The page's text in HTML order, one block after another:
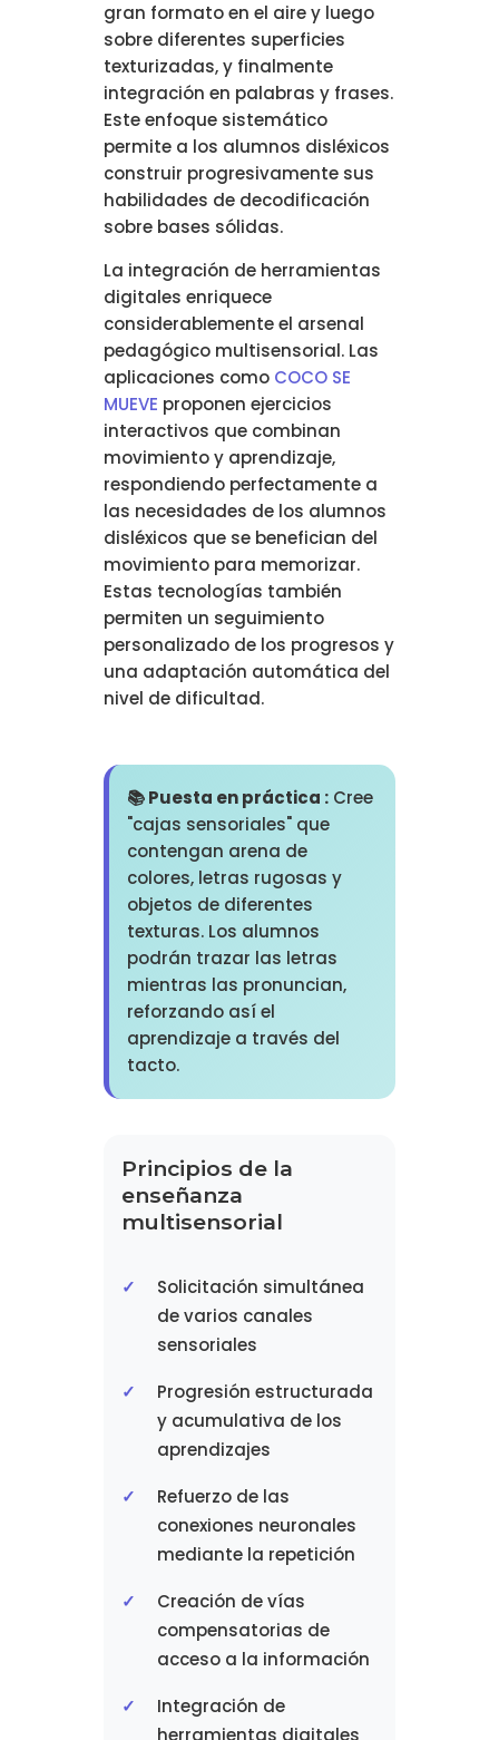
gran formato en el aire y luego
sobre diferentes superficies
texturizadas, y finalmente
integración en palabras y frases.
Este enfoque sistemático
permite a los alumnos disléxicos
construir progresivamente sus
habilidades de decodificación
sobre bases sólidas.
La integración de herramientas
digitales enriquece
considerablemente el arsenal
pedagógico multisensorial. Las
aplicaciones como COCO SE
MUEVE proponen ejercicios
interactivos que combinan
movimiento y aprendizaje,
respondiendo perfectamente a
las necesidades de los alumnos
disléxicos que se benefician del
movimiento para memorizar.
Estas tecnologías también
permiten un seguimiento
personalizado de los progresos y
una adaptación automática del
nivel de dificultad.
📚 Puesta en práctica :Cree
"cajas sensoriales" que
contengan arena de
colores, letras rugosas y
objetos de diferentes
texturas. Los alumnos
podrán trazar las letras
mientras las pronuncian,
reforzando así el
aprendizaje a través del
tacto.
Principios de la
enseñanza
multisensorial
Solicitación simultánea
de varios canales
sensoriales
Progresión estructurada
y acumulativa de los
aprendizajes
Refuerzo de las
conexiones neuronales
mediante la repetición
Creación de vías
compensatorias de
acceso a la información
Integración de
herramientas digitales